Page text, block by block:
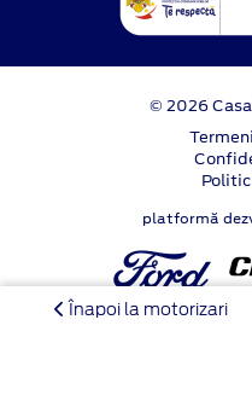
Înapoi la motorizari
© 2026
platformă